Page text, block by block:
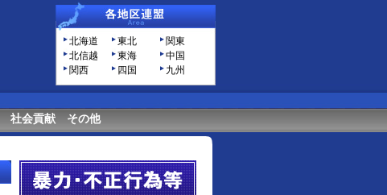
北海道 東北
関東
北信越
東海
中国
関西
四国 九州
社会貢献 その他